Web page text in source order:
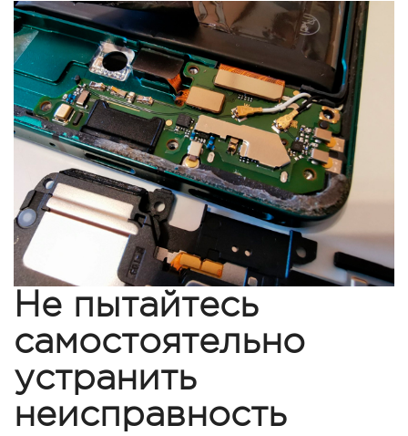
Не пытайтесь
самостоятельно
устранить
неисправность